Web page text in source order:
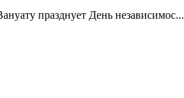
празднует День независимос...